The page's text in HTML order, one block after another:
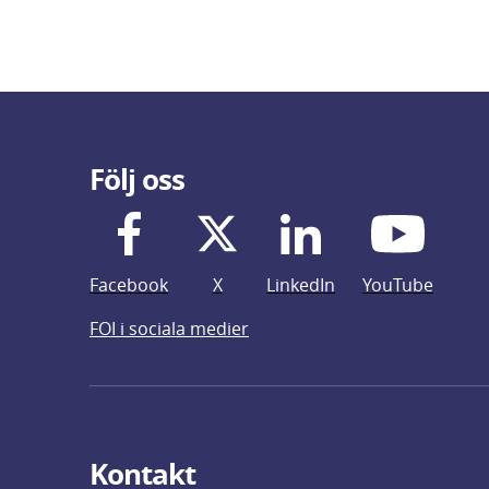
Följ oss
Facebook X LinkedIn
YouTube
FOI i sociala medier
Kontakt